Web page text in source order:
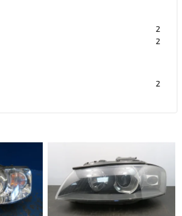
2
2
2